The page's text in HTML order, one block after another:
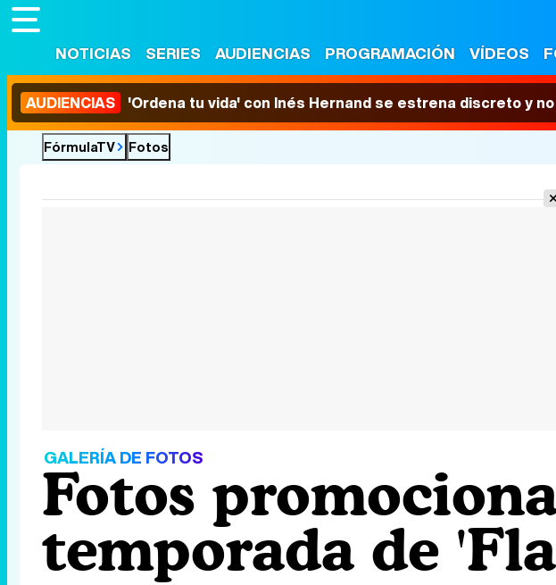
NOTICIAS SERIES AUDIENCIAS PROGRAMACIÓN VÍDEOS
AUDIENCIAS 'Ordena tu vida' con Inés Hernand se estrena discreto y
FórmulaTV Fotos
GALERÍA DE FOTOS
Fotos
temporada de